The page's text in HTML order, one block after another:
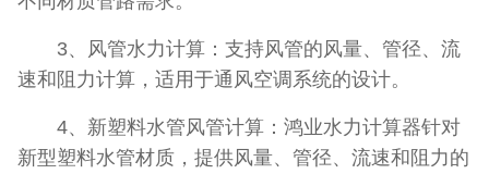
3、风管水力计算：支持风管的风量、管径、流
速和阻力计算，适用于通风空调系统的设计。
4、新塑料水管风管计算：鸿业水力计算器针对
新型塑料水管材质，提供风量、管径、流速和阻力的